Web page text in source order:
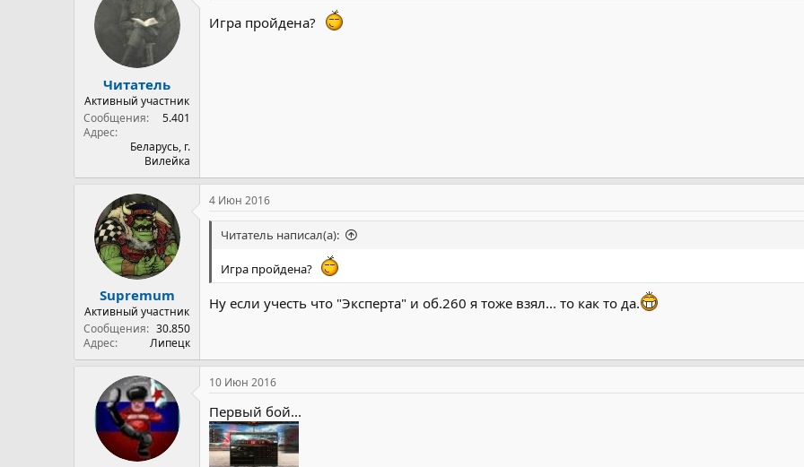
Читатель
Активный участник
Сообщения
5.401
Адрес
Беларусь, г.
Вилейка
Игра пройдена?
Supremum
Активный участник
Сообщения
30.850
Адрес
Липецк
4 Июн 2016
Читатель написал(а):
Игра пройдена?
Ну если учесть что "Эксперта" и об.260 я тоже взял... то как то да.
10 Июн 2016
Первый бой...